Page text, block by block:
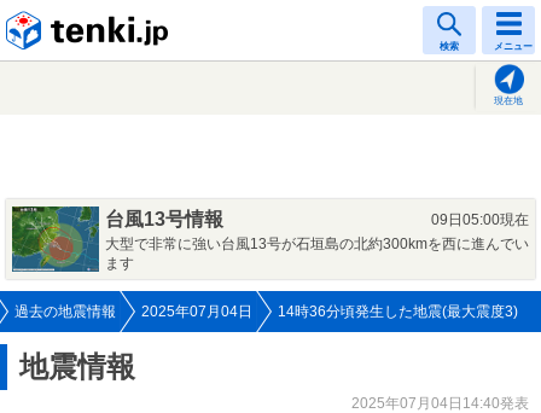
検索 メニュー
現在地
台風13号情報
09日05:00現在
大型で非常に強い台風13号が石垣島の北約300kmを西に進んでい
ます
過去の地震情報 2025年07月04日 14時36分頃発生した地震(最大震度3)
地震情報
2025年07月04日14:40発表